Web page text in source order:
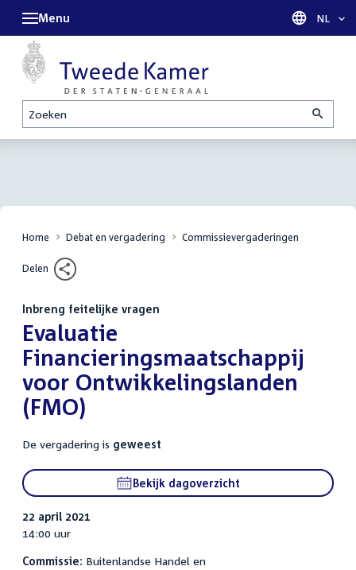
Zoeken
Menu Taal
NL
Home Debat en vergadering Commissievergaderingen
Delen
Inbreng feitelijke vragen
:Evaluatie
Financieringsmaatschappij
voor Ontwikkelingslanden
(FMO)
De vergadering is geweest
Bekijk dagoverzicht
22 april 2021
14:00 uur
Commissie: Buitenlandse Handel en